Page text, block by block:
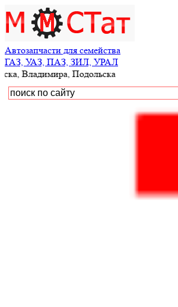
Автозапчасти для семейства
ГАЗ, УАЗ, ПАЗ, ЗИЛ, УРАЛ
Подольска